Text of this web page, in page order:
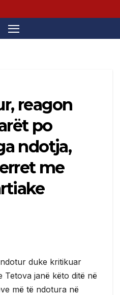
reagon
po
ndotja,
me
duke kritikuar
Tetova janë këto ditë në
më të ndotura në